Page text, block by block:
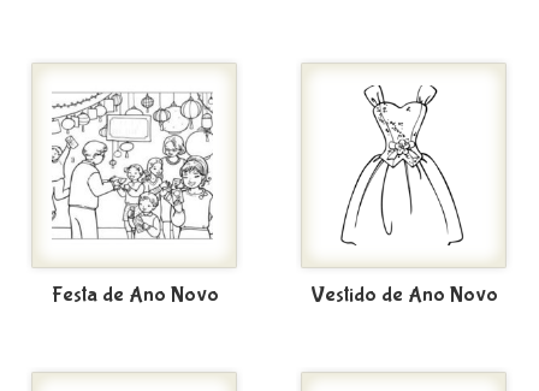
Festa de Ano Novo Vestido de Ano Novo